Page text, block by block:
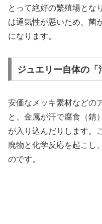
とって絶好の繁殖場とな
は通気性が悪いため、菌
になります。
ジュエリー自体の「
安価なメッキ素材などの
と、金属が汗で腐食（錆
が入り込んだりします。
廃物と化学反応を起こし
のです。